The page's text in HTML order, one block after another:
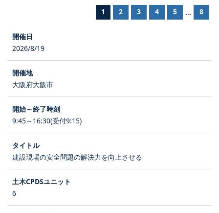
1 2 3 4 5 ... 8
2026/8/19
大阪府大阪市
9:45～16:30(受付9:15)
建設現場の安全問題の解決力を向上させる
6